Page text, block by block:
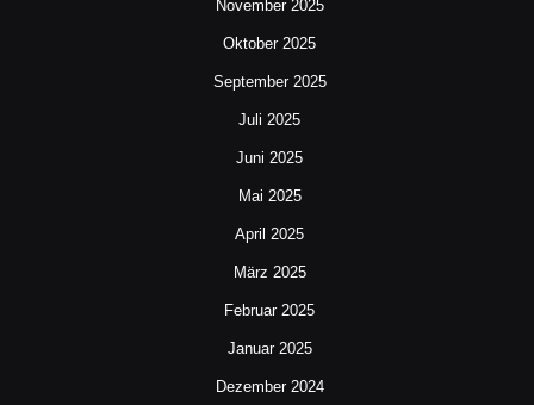
November 2025
Oktober 2025
September 2025
Juli 2025
Juni 2025
Mai 2025
April 2025
März 2025
Februar 2025
Januar 2025
Dezember 2024